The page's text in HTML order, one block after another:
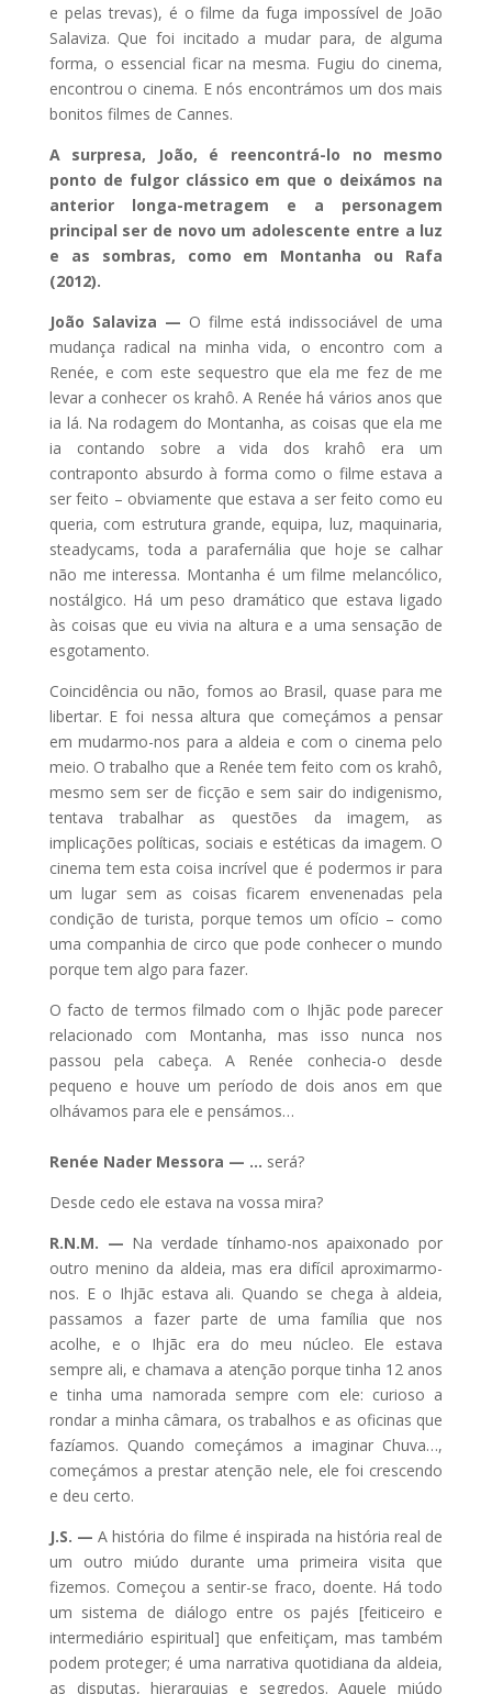
e pelas trevas), é o filme da fuga impossível de João
Salaviza. Que foi incitado a mudar para, de alguma
forma, o essencial ficar na mesma. Fugiu do cinema,
encontrou o cinema. E nós encontrámos um dos mais
bonitos filmes de Cannes.
A surpresa, João, é reencontrá-lo no mesmo
ponto de fulgor clássico em que o deixámos na
anterior longa-metragem e a personagem
principal ser de novo um adolescente entre a luz
e as sombras, como em Montanha ou Rafa
(2012).
João Salaviza — O filme está indissociável de uma
mudança radical na minha vida, o encontro com a
Renée, e com este sequestro que ela me fez de me
levar a conhecer os krahô. A Renée há vários anos que
ia lá. Na rodagem do Montanha, as coisas que ela me
ia contando sobre a vida dos krahô era um
contraponto absurdo à forma como o filme estava a
ser feito – obviamente que estava a ser feito como eu
queria, com estrutura grande, equipa, luz, maquinaria,
steadycams, toda a parafernália que hoje se calhar
não me interessa. Montanha é um filme melancólico,
nostálgico. Há um peso dramático que estava ligado
às coisas que eu vivia na altura e a uma sensação de
esgotamento.
Coincidência ou não, fomos ao Brasil, quase para me
libertar. E foi nessa altura que começámos a pensar
em mudarmo-nos para a aldeia e com o cinema pelo
meio. O trabalho que a Renée tem feito com os krahô,
mesmo sem ser de ficção e sem sair do indigenismo,
tentava trabalhar as questões da imagem, as
implicações políticas, sociais e estéticas da imagem. O
cinema tem esta coisa incrível que é podermos ir para
um lugar sem as coisas ficarem envenenadas pela
condição de turista, porque temos um ofício – como
uma companhia de circo que pode conhecer o mundo
porque tem algo para fazer.
O facto de termos filmado com o Ihjãc pode parecer
relacionado com Montanha, mas isso nunca nos
passou pela cabeça. A Renée conhecia-o desde
pequeno e houve um período de dois anos em que
olhávamos para ele e pensámos…
Renée Nader Messora — … será?
Desde cedo ele estava na vossa mira?
R.N.M. — Na verdade tínhamo-nos apaixonado por
outro menino da aldeia, mas era difícil aproximarmo-
nos. E o Ihjãc estava ali. Quando se chega à aldeia,
passamos a fazer parte de uma família que nos
acolhe, e o Ihjãc era do meu núcleo. Ele estava
sempre ali, e chamava a atenção porque tinha 12 anos
e tinha uma namorada sempre com ele: curioso a
rondar a minha câmara, os trabalhos e as oficinas que
fazíamos. Quando começámos a imaginar Chuva…,
começámos a prestar atenção nele, ele foi crescendo
e deu certo.
J.S. — A história do filme é inspirada na história real de
um outro miúdo durante uma primeira visita que
fizemos. Começou a sentir-se fraco, doente. Há todo
um sistema de diálogo entre os pajés [feiticeiro e
intermediário espiritual] que enfeitiçam, mas também
podem proteger; é uma narrativa quotidiana da aldeia,
as disputas, hierarquias e segredos. Aquele miúdo